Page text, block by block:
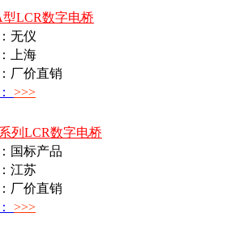
型LCR数字电桥
无仪
上海
厂价直销
>>>
列LCR数字电桥
国标产品
江苏
厂价直销
>>>